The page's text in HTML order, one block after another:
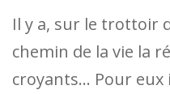
Il y a, sur le trottoir
chemin de la vie la
croyants… Pour eux